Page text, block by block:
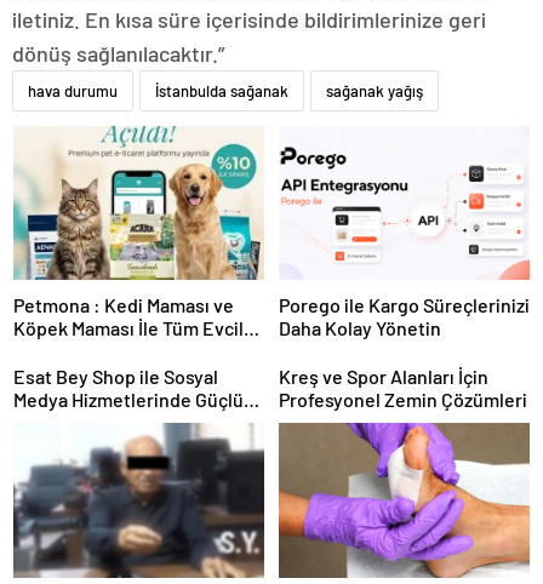
iletiniz. En kısa süre içerisinde bildirimlerinize geri
dönüş sağlanılacaktır.”
hava durumu İstanbulda sağanak sağanak yağış
Petmona : Kedi Maması ve
Köpek Maması İle Tüm Evcil
Porego ile Kargo Süreçlerinizi
Daha Kolay Yönetin
Esat Bey Shop ile Sosyal
Medya Hizmetlerinde Güçlü
Kreş ve Spor Alanları İçin
Profesyonel Zemin Çözümleri